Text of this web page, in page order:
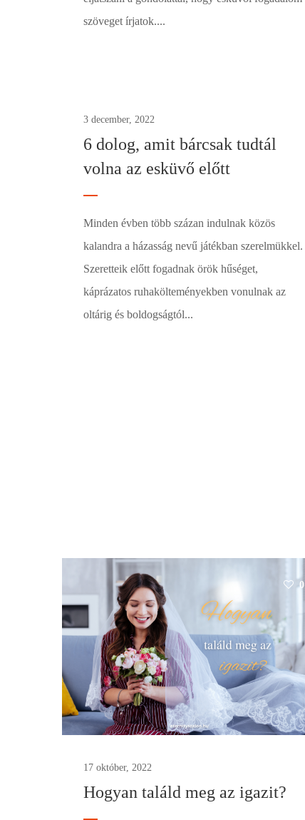
szöveget írjatok....
3 december, 2022
6 dolog, amit bárcsak tudtál
volna az esküvő előtt
Minden évben több százan indulnak közös
kalandra a házasság nevű játékban szerelmükkel.
Szeretteik előtt fogadnak örök hűséget,
káprázatos ruhakölteményekben vonulnak az
oltárig és boldogságtól...
0
17 október, 2022
Hogyan találd meg az igazit?